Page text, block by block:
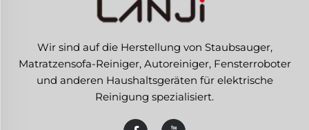
Wir sind auf die Herstellung von Staubsauger,
Matratzensofa-Reiniger, Autoreiniger, Fensterroboter
und anderen Haushaltsgeräten für elektrische
Reinigung spezialisiert.